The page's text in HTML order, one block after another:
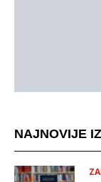
NAJNOVIJE